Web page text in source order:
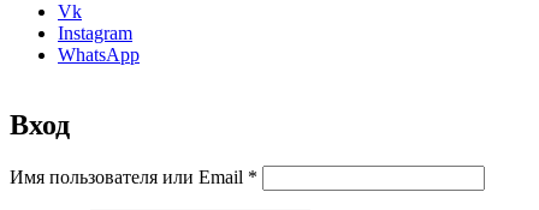
Vk
Instagram
WhatsApp
Вход
Имя пользователя или Email *